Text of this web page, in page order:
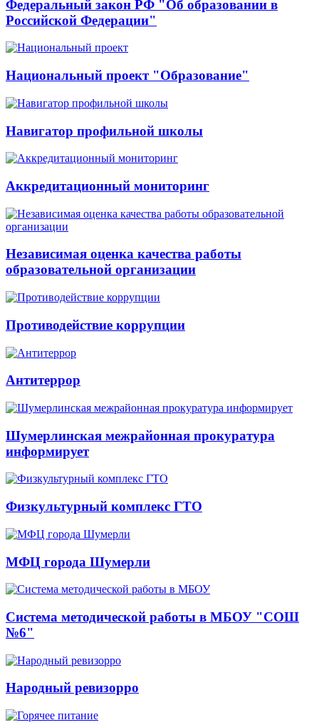
Федеральный закон РФ "Об образовании в
Российской Федерации"
Национальный проект "Образование"
Навигатор профильной школы
Аккредитационный мониторинг
Независимая оценка качества работы
образовательной организации
Противодействие коррупции
Антитеррор
Шумерлинская межрайонная прокуратура
информирует
Физкультурный комплекс ГТО
МФЦ города Шумерли
Система методической работы в МБОУ "СОШ
№6"
Народный ревизорро